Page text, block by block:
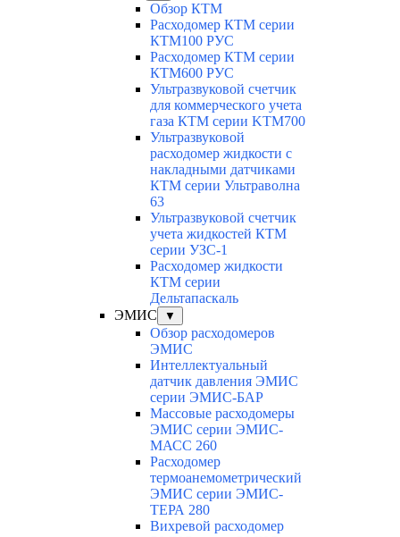
Обзор КТМ
Расходомер КТМ серии
КТМ100 РУС
Расходомер КТМ серии
КТМ600 РУС
Ультразвуковой счетчик
для коммерческого учета
газа КТМ серии KTM700
Ультразвуковой
расходомер жидкости с
накладными датчиками
КТМ серии Ультраволна
63
Ультразвуковой счетчик
учета жидкостей КТМ
серии УЗС-1
Расходомер жидкости
КТМ серии
Дельтапаскаль
ЭМИС
▼
Обзор расходомеров
ЭМИС
Интеллектуальный
датчик давления ЭМИС
серии ЭМИС-БАР
Массовые расходомеры
ЭМИС серии ЭМИС-
МАСС 260
Расходомер
термоанемометрический
ЭМИС серии ЭМИС-
ТЕРА 280
Вихревой расходомер